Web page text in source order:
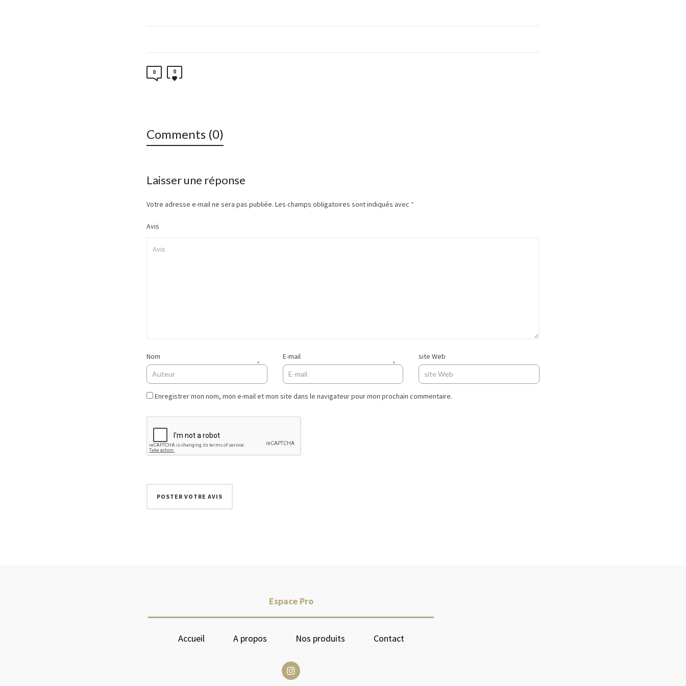
0 0
Comments (0)
Laisser une réponse
Votre adresse e-mail ne sera pas publiée. Les champs obligatoires sont indiqués avec *
Avis
Nom
*
E-mail
*
site Web
Enregistrer mon nom, mon e-mail et mon site dans le navigateur pour mon prochain commentaire.
Espace Pro
Accueil A propos Nos produits Contact